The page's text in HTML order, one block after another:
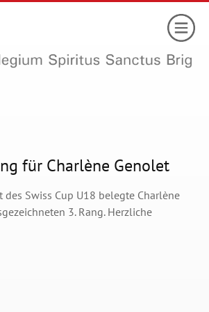
für Charlène Genolet
des Swiss Cup U18 belegte Charlène
3. Rang. Herzliche